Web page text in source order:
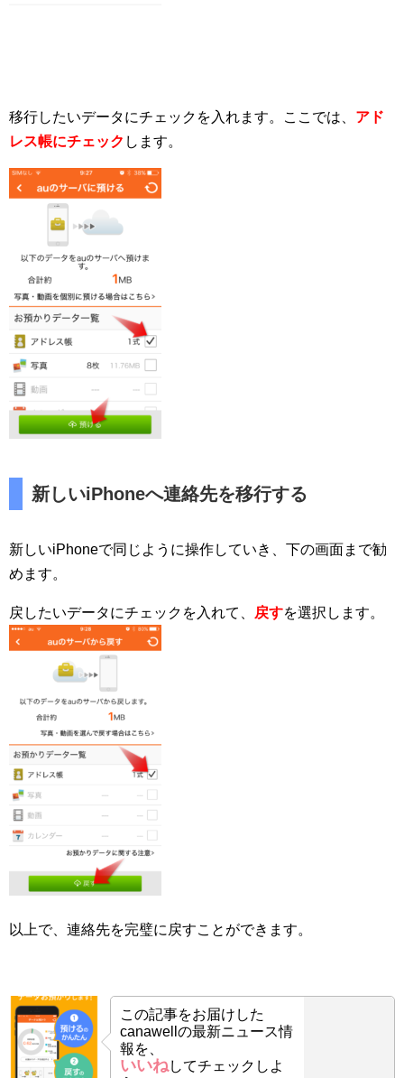
移行したいデータにチェックを入れます。ここでは、 アド
レス帳にチェック します。
新しいiPhoneへ連絡先を移行する
新しいiPhoneで同じように操作していき、下の画面まで勧
めます。
戻したいデータにチェックを入れて、 戻すを選択します。
以上で、連絡先を完璧に戻すことができます。
この記事をお届けした
canawellの最新ニュース情
報を、
いいねしてチェックしよ